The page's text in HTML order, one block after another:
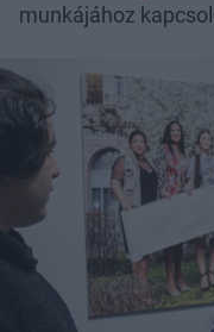
munkájához